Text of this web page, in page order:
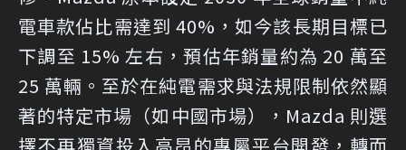
電車款佔比需達到 40%，如今該長期目標已
下調至 15% 左右，預估年銷量約為 20 萬至
25 萬輛。至於在純電需求與法規限制依然顯
著的特定市場（如中國市場），Mazda 則選